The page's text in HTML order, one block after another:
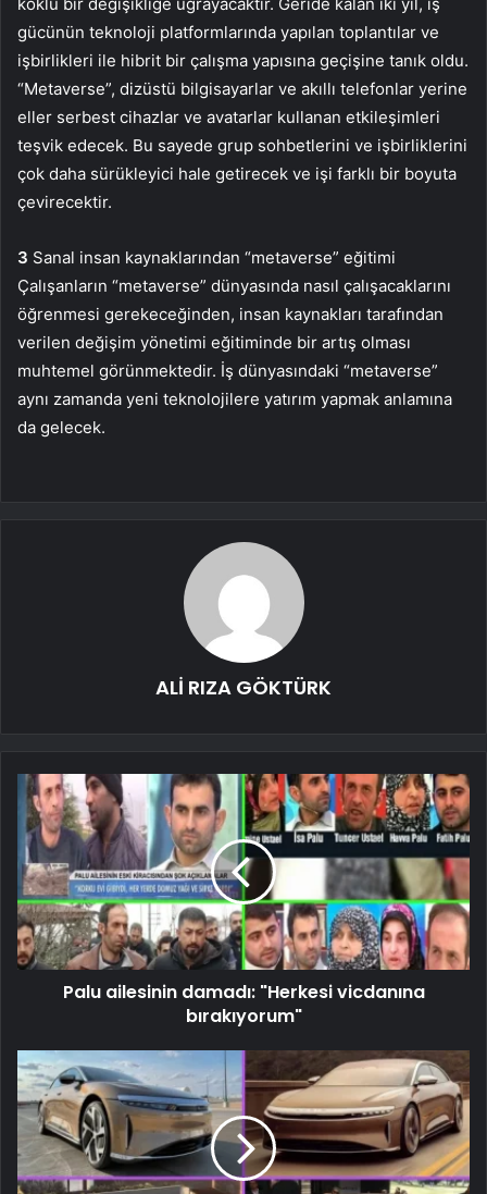
gücünün teknoloji platformlarında yapılan toplantılar ve
işbirlikleri ile hibrit bir çalışma yapısına geçişine tanık oldu.
“Metaverse”, dizüstü bilgisayarlar ve akıllı telefonlar yerine
eller serbest cihazlar ve avatarlar kullanan etkileşimleri
teşvik edecek. Bu sayede grup sohbetlerini ve işbirliklerini
çok daha sürükleyici hale getirecek ve işi farklı bir boyuta
çevirecektir.
3 Sanal insan kaynaklarından “metaverse” eğitimi
Çalışanların “metaverse” dünyasında nasıl çalışacaklarını
öğrenmesi gerekeceğinden, insan kaynakları tarafından
verilen değişim yönetimi eğitiminde bir artış olması
muhtemel görünmektedir. İş dünyasındaki “metaverse”
aynı zamanda yeni teknolojilere yatırım yapmak anlamına
da gelecek.
ALİ RIZA GÖKTÜRK
Palu ailesinin damadı: "Herkesi vicdanına
bırakıyorum"